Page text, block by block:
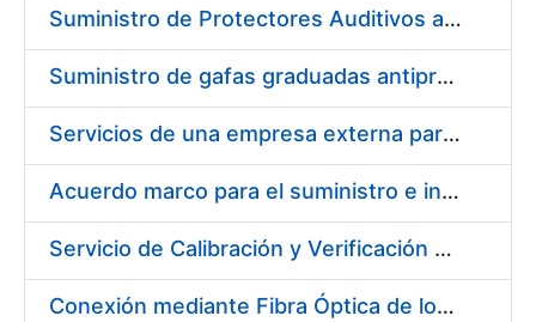
Suministro de Protectores Auditivos a medida para las personas trabajadoras de los Centros de Trabajo de Madrid y Burgos
Suministro de gafas graduadas antiproyecciones para los trabajadores de la FNMT-RCM en los centros de trabajo de Madrid y Burgos
Servicios de una empresa externa para el asesoramiento y resolución de los recursos de alzada que se presentan relacionados con procesos de selección para la FNMT-RCM
Acuerdo marco para el suministro e instalación de persianas, estores y otros complementos
Servicio de Calibración y Verificación Externa de los Equipos de Medición del Servicio de Prevención de la FNMT-RCM
Conexión mediante Fibra Óptica de los Centros de Proceso de Datos (CPDs) de las sedes de la FNMT-RCM de Burgos y Madrid